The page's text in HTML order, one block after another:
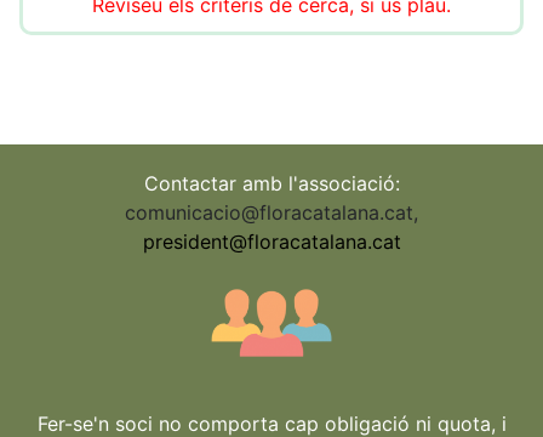
Contactar amb l'associació:
comunicacio@floracatalana.cat,
president@floracatalana.cat
Fer-se'n soci no comporta cap obligació ni quota, i